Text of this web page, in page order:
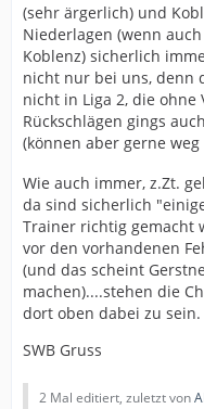
(sehr ärgerlich) und
Niederlagen (wenn
Koblenz) sicherlich
nicht nur bei uns, denn
nicht in Liga 2, die ohne
Rückschlägen gings
(können aber gerne
Wie auch immer, z.Zt.
da sind sicherlich
Trainer richtig gemacht
vor den vorhandenen
(und das scheint
machen)....stehen die
dort oben dabei zu sein.
SWB Gruss
2 Mal editiert, zuletzt von